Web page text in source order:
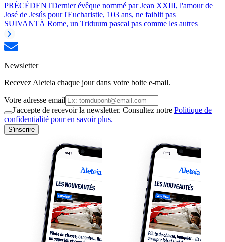
PRÉCÉDENTDernier évêque nommé par Jean XXIII, l'amour de
José de Jesús pour l'Eucharistie, 103 ans, ne faiblit pas
SUIVANTÀ Rome, un Triduum pascal pas comme les autres
Newsletter
Recevez Aleteia chaque jour dans votre boite e-mail.
Votre adresse email
J'accepte de recevoir la newsletter. Consultez notre Politique de
confidentialité pour en savoir plus.
S'inscrire